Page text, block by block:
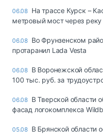
06.08 На трассе Курск –
метровый мост через реку
06.08 Во Фрунзенском
протаранил Lada Vesta
06.08 В Воронежской
100 тыс. руб. за
06.08 В Тверской области
фасад логокомплекса
05.08 В Брянской области